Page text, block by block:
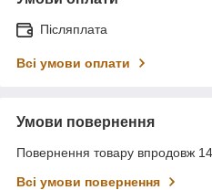
Післяплата
Всі умови оплати
Умови повернення
Повернення товару впродовж
Всі умови повернення